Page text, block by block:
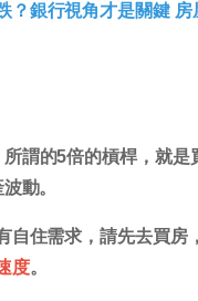
？銀行視角才是關鍵 房
所謂的5倍的槓桿，就是
動。
自住需求，請先去買房
度。